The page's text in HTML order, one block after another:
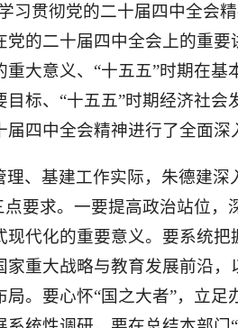
习贯彻党的二十届四中全会
党的二十届四中全会上的重
大意义、“十五五”时期在
标、“十五五”时期经济社
四中全会精神进行了全面深
、基建工作实际，朱德建
点要求。一要提高政治站位
代化的重要意义。要系统
重大战略与教育发展前沿
。要心怀“国之大者”，立